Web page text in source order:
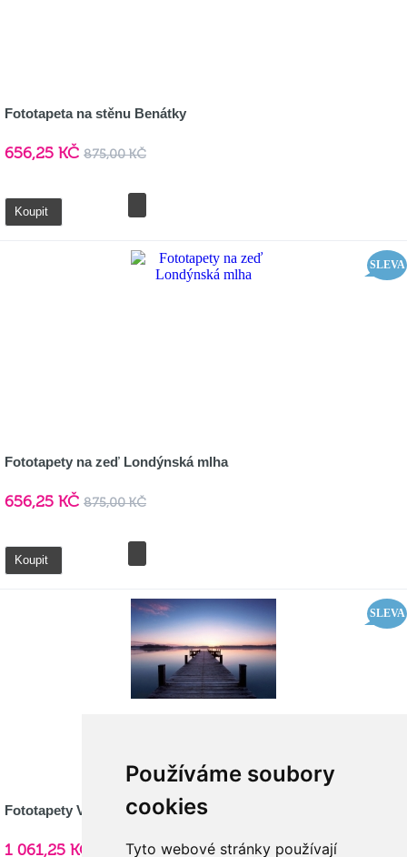
Používáme soubory
cookies
Tyto webové stránky používají
Fototapeta na stěnu Benátky
656,25 KČ 875,00 KČ
Koupit
SLEVA
Fototapety na zeď Londýnská mlha
656,25 KČ 875,00 KČ
Koupit
SLEVA
Fototapety Vliesové Východ slunce
1 061,25 KČ 1 415,00 KČ